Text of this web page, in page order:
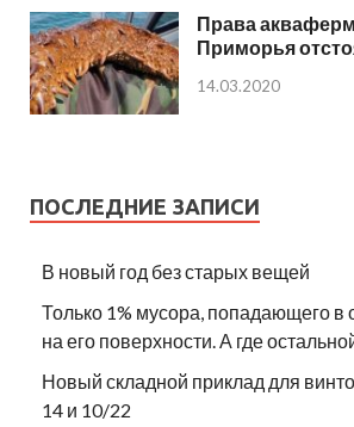
Права
Приморья
14.03.2020
ПОСЛЕДНИЕ ЗАПИСИ
В новый год без старых вещей
Только 1% мусора, попадающего в
на его поверхности. А где
Новый складной приклад для
14 и 10/22